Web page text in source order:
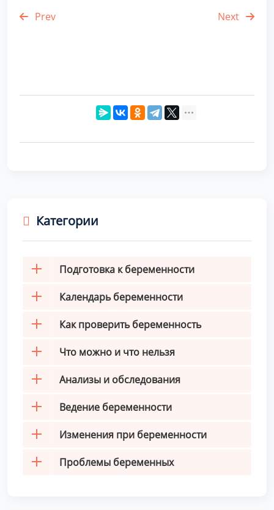
Prev Next
Категории
Подготовка к беременности
Календарь беременности
Как проверить беременность
Что можно и что нельзя
Анализы и обследования
Ведение беременности
Изменения при беременности
Проблемы беременных